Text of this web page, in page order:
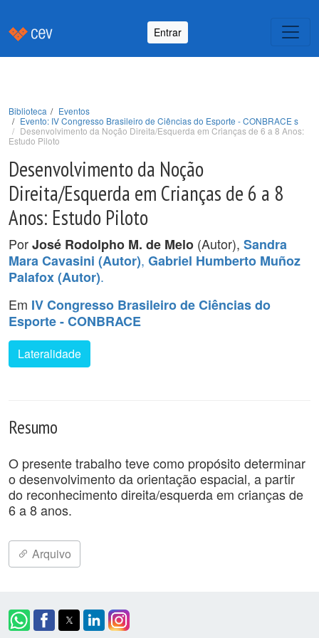
Entrar
Biblioteca
Eventos
Evento: IV Congresso Brasileiro de Ciências do Esporte - CONBRACE s
Desenvolvimento da Noção Direita/Esquerda em Crianças de 6 a 8 Anos:
Estudo Piloto
Desenvolvimento da Noção
Direita/Esquerda em Crianças de 6 a 8
Anos: Estudo Piloto
PorJosé Rodolpho M. de Melo (Autor), Sandra
Mara Cavasini (Autor), Gabriel Humberto Muñoz
Palafox (Autor).
Em IV Congresso Brasileiro de Ciências do
Esporte - CONBRACE
Lateralidade
Resumo
O presente trabalho teve como propósito determinar
o desenvolvimento da orientação espacial, a partir
do reconhecimento direita/esquerda em crianças de
6 a 8 anos.
Arquivo